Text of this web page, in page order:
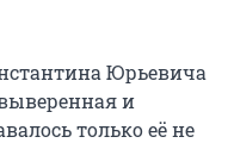
Юрьевича
и
только её не